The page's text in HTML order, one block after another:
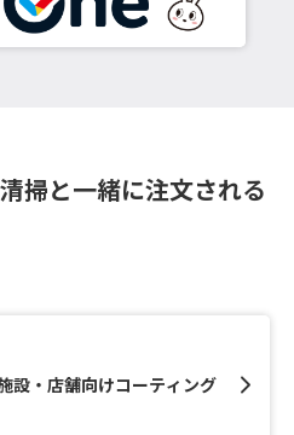
掃と一緒に注文される
設・店舗向けコーティング